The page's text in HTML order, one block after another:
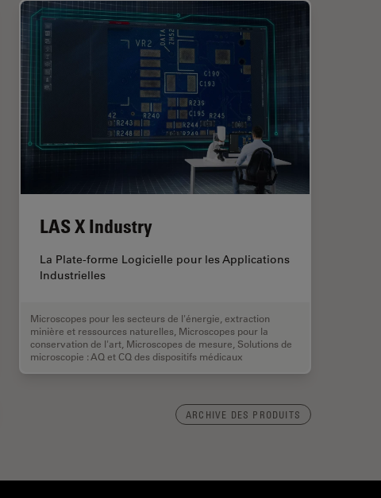
LAS X Industry
La Plate-forme Logicielle pour les Applications
Industrielles
Microscopes pour les secteurs de l'énergie, extraction
minière et ressources naturelles Microscopes pour la
conservation de l'art Microscopes de mesure Solutions de
microscopie : AQ et CQ des dispositifs médicaux
ARCHIVE DES PRODUITS